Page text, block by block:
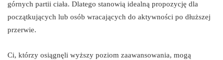
górnych partii ciała. Dlatego stanowią idealną propozycję dla
początkujących lub osób wracających do aktywności po dłuższej
przerwie.
Ci, którzy osiągnęli wyższy poziom zaawansowania, mogą